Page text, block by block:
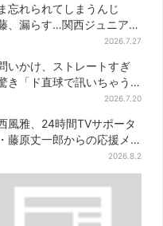
忘れられてしまうんじ
、漏らす…関西ジュニア特
2026.7.27
いかけ、ストレートすぎ
き「ド直球で訊いちゃう
2026.7.20
風雅、24時間TVサポータ
藤原丈一郎からの応援メ
2026.8.2